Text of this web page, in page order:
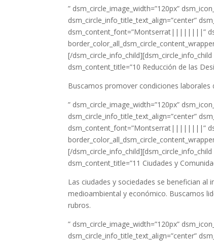
” dsm_circle_image_width=”120px”
dsm_circle_info_title_text_align=”center”
dsm_content_font=”Montserrat||||||||”
[/
dsm_content_title=”10 Reducción de las
Buscamos promover condiciones
” dsm_circle_image_width=”120px”
dsm_circle_info_title_text_align=”center”
dsm_content_font=”Montserrat||||||||”
[/
dsm_content_title=”11 Ciudades y
Las ciudades y sociedades se benefician
medioambiental y económico. Buscamos
rubros.
” dsm_circle_image_width=”120px”
dsm_circle_info_title_text_align=”center”